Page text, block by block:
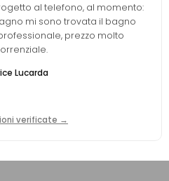
al telefono, al momento:
mi sono trovata il bagno
prezzo molto
Lucarda
verificate →